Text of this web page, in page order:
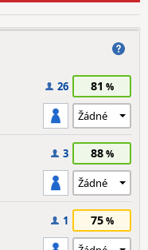
26 81
3 88
1 75